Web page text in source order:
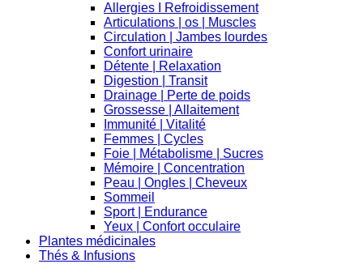
Allergies I Refroidissement
Articulations | os | Muscles
Circulation | Jambes lourdes
Confort urinaire
Détente | Relaxation
Digestion | Transit
Drainage | Perte de poids
Grossesse | Allaitement
Immunité | Vitalité
Femmes | Cycles
Foie | Métabolisme | Sucres
Mémoire | Concentration
Peau | Ongles | Cheveux
Sommeil
Sport | Endurance
Yeux | Confort occulaire
Plantes médicinales
Thés & Infusions